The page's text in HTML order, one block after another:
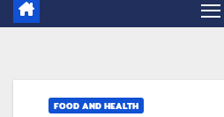
FOOD AND HEALTH